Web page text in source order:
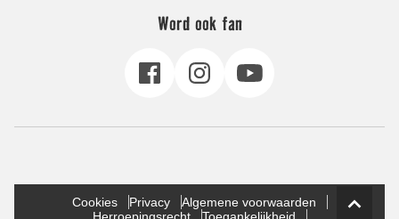
Word ook fan
Cookies Privacy
Algemene voorwaarden